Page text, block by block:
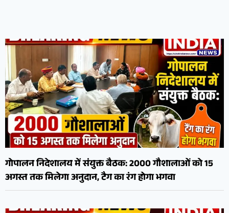
गोपालन निदेशालय में संयुक्त बैठक: 2000 गौशालाओं को 15
अगस्त तक मिलेगा अनुदान, टैग का रंग होगा भगवा